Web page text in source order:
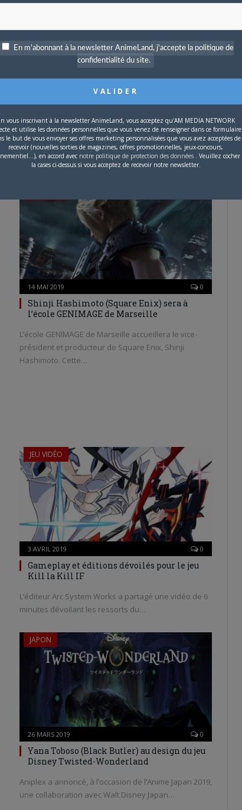
Dragon Ball Xenoverse 2 présente
Ribrianne en DLC
L’édition de juillet du magazine V Jump révèle ce
mardi que le personnage de Ribrianne…
14 MAI 2019 0
Shinji Hashimoto (Square Enix) sera à
l’école GENIMAGE de Marseille
L’école GENIMAGE de Marseille accueillera le vice-
président et producteur de Square Enix, Shinji
Hashimoto. Cette…
JEU VIDÉO
3 AVRIL 2019 0
Gameplay et éditions dévoilés pour le jeu
Kill la Kill IF
L’éditeur Arc System Works a partagé une vidéo de 6
minutes dévoilant les ressorts du…
JAPON
26 MARS 2019 0
Yana Toboso (Black Butler) au design du jeu
Disney Twisted-Wonderland
Aniplex a annoncé, à l’occasion de l’Anime Japan 2019,
une collaboration avec Walt Disney Japan…
En m'abonnant à la newsletter AnimeLand, j'accepte la politique de
confidentialité du site.
vous inscrivant à la newsletter AnimeLand, vous acceptez qu'AM MEDIA NETWORK
et utilise les données personnelles que vous venez de renseigner dans ce formulaire
le but de vous envoyer ses offres marketing personnalisées que vous avez acceptées de
recevoir (nouvelles sorties de magazines, offres promotionnelles, jeux-concours,
en accord avec notre politique de protection des données . Veuillez cocher
la cases ci-dessus si vous acceptez de recevoir notre newsletter.